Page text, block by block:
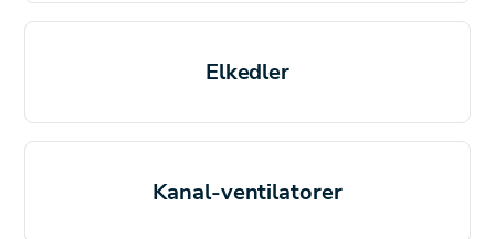
Elkedler
Kanal-ventilatorer